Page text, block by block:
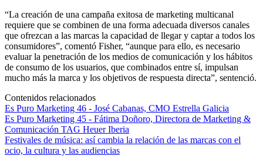
“La creación de una campaña exitosa de marketing multicanal
requiere que se combinen de una forma adecuada diversos canales
que ofrezcan a las marcas la capacidad de llegar y captar a todos los
consumidores”, comentó Fisher, “aunque para ello, es necesario
evaluar la penetración de los medios de comunicación y los hábitos
de consumo de los usuarios, que combinados entre sí, impulsan
mucho más la marca y los objetivos de respuesta directa”, sentenció.
Contenidos relacionados
Es Puro Marketing 46 - José Cabanas, CMO Estrella Galicia
Es Puro Marketing 45 - Fátima Doñoro, Directora de Marketing &
Comunicación TAG Heuer Iberia
Festivales de música: así cambia la relación de las marcas con el
ocio, la cultura y las audiencias